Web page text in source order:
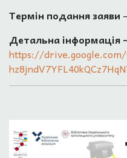
Термін подання заяви
Детальна інформація -
https://